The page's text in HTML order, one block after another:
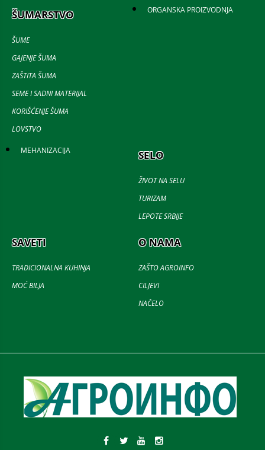
ŠUMARSTVO
ŠUME
GAJENJE ŠUMA
ZAŠTITA ŠUMA
SEME I SADNI MATERIJAL
KORIŠĆENJE ŠUMA
LOVSTVO
ORGANSKA PROIZVODNJA
MEHANIZACIJA SELO
ŽIVOT NA SELU
TURIZAM
LEPOTE SRBIJE
SAVETI
TRADICIONALNA KUHINJA
MOĆ BILJA
O NAMA
ZAŠTO AGROINFO
CILJEVI
NAČELO